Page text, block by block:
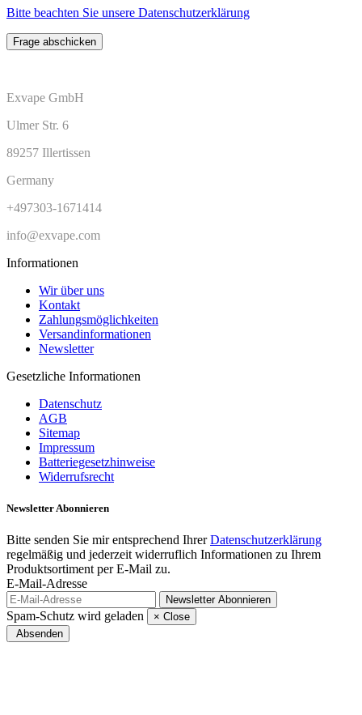
Bitte beachten Sie unsere Datenschutzerklärung
Frage abschicken
Exvape GmbH
Ulmer Str. 6
89257 Illertissen
Germany
+497303-1671414
info@exvape.com
Informationen
Wir über uns
Kontakt
Zahlungsmöglichkeiten
Versandinformationen
Newsletter
Gesetzliche Informationen
Datenschutz
AGB
Sitemap
Impressum
Batteriegesetzhinweise
Widerrufsrecht
Newsletter Abonnieren
Bitte senden Sie mir entsprechend IhrerDatenschutzerklärung
regelmäßig und jederzeit widerruflich Informationen zu Ihrem
Produktsortiment per E-Mail zu.
E-Mail-Adresse
Newsletter Abonnieren
Spam-Schutz wird geladen × Close
Absenden